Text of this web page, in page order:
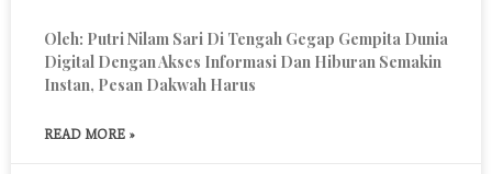
Oleh: Putri Nilam Sari Di Tengah Gegap Gempita Dunia
Digital Dengan Akses Informasi Dan Hiburan Semakin
Instan, Pesan Dakwah Harus
READ MORE »